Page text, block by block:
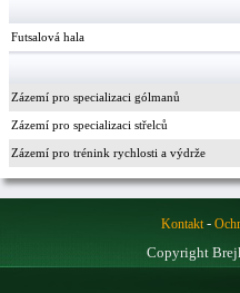
Futsalová hala
Zázemí pro specializaci gólmanů
Zázemí pro specializaci střelců
Zázemí pro trénink rychlosti a výdrže
Kontakt-
Copyright